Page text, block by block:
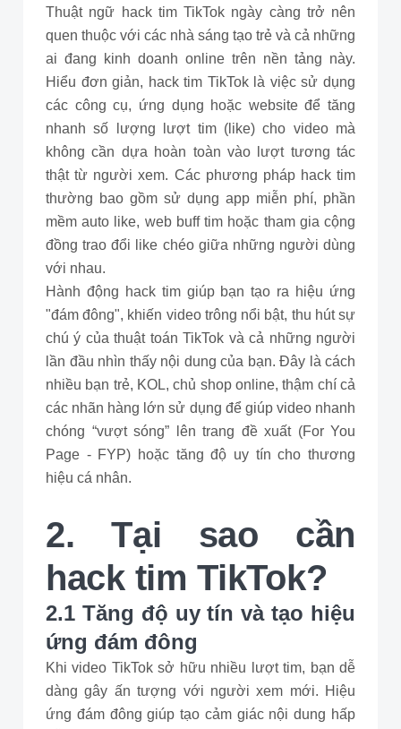
Thuật ngữ hack tim TikTok ngày càng trở nên
quen thuộc với các nhà sáng tạo trẻ và cả những
ai đang kinh doanh online trên nền tảng này.
Hiểu đơn giản, hack tim TikTok là việc sử dụng
các công cụ, ứng dụng hoặc website để tăng
nhanh số lượng lượt tim (like) cho video mà
không cần dựa hoàn toàn vào lượt tương tác
thật từ người xem. Các phương pháp hack tim
thường bao gồm sử dụng app miễn phí, phần
mềm auto like, web buff tim hoặc tham gia cộng
đồng trao đổi like chéo giữa những người dùng
với nhau.
Hành động hack tim giúp bạn tạo ra hiệu ứng
"đám đông", khiến video trông nổi bật, thu hút sự
chú ý của thuật toán TikTok và cả những người
lần đầu nhìn thấy nội dung của bạn. Đây là cách
nhiều bạn trẻ, KOL, chủ shop online, thậm chí cả
các nhãn hàng lớn sử dụng để giúp video nhanh
chóng “vượt sóng” lên trang đề xuất (For You
Page - FYP) hoặc tăng độ uy tín cho thương
hiệu cá nhân.
2. Tại sao cần
hack tim TikTok?
2.1 Tăng độ uy tín và tạo hiệu
ứng đám đông
Khi video TikTok sở hữu nhiều lượt tim, bạn dễ
dàng gây ấn tượng với người xem mới. Hiệu
ứng đám đông giúp tạo cảm giác nội dung hấp